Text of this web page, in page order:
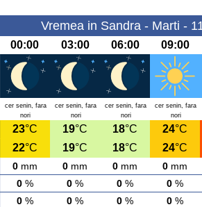
Vremea in Sandra - Marti -
00:00 03:00 06:00 09:00
cer senin, fara
nori
cer senin, fara
nori
cer senin, fara
nori
cer senin, fara
nori
23°C 19°C 18°C 24°C
22°C 19°C 18°C 24°C
0 mm 0 mm 0 mm 0 mm
0 % 0 % 0 % 0 %
0 % 0 % 0 % 0 %